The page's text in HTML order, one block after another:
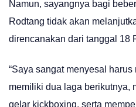
Namun, sayangnya bagi
Rodtang tidak akan
direncanakan dari tanggal 18
“Saya sangat menyesal
memiliki dua laga berikutnya,
gelar kickboxing, serta